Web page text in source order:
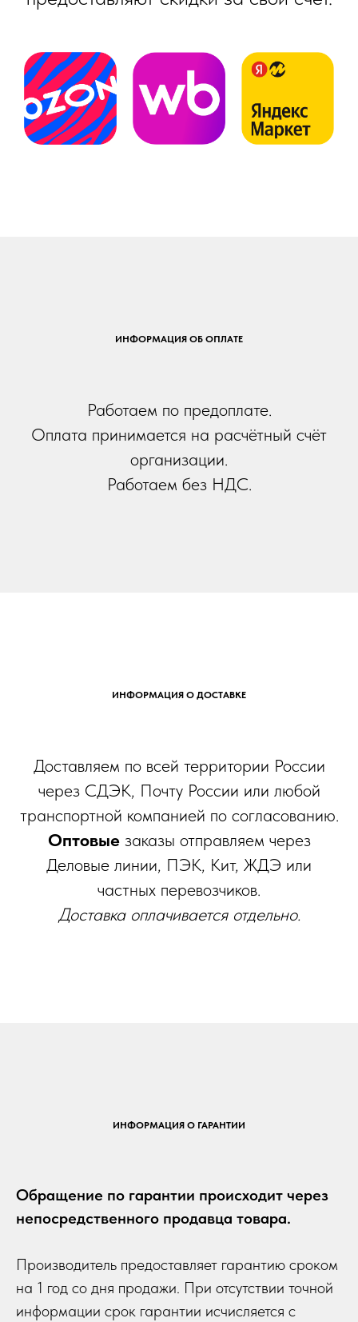
ИНФОРМАЦИЯ ОБ ОПЛАТЕ
Работаем по предоплате.
Оплата принимается на расчётный счёт
организации.
Работаем без НДС.
ИНФОРМАЦИЯ О ДОСТАВКЕ
Доставляем по всей территории России
через СДЭК, Почту России или любой
транспортной компанией по согласованию.
Оптовые заказы отправляем через
Деловые линии, ПЭК, Кит, ЖДЭ или
частных перевозчиков.
Доставка оплачивается отдельно.
ИНФОРМАЦИЯ О ГАРАНТИИ
Обращение по гарантии происходит через
непосредственного продавца товара.
Производитель предоставляет гарантию сроком
на 1 год со дня продажи. При отсутствии точной
информации срок гарантии исчисляется с